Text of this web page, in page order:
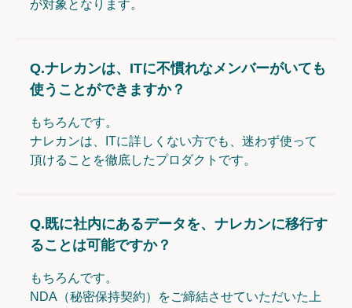
が対象となります。
Q.ナレカンは、ITに不慣れなメンバーがいても
使うことができますか？
もちろんです。
ナレカンは、ITに詳しくない方でも、迷わず使って
頂けることを徹底したプロダクトです。
Q.既に社内にあるデータを、ナレカンに移行す
ることは可能ですか？
もちろんです。
NDA（秘密保持契約）をご締結させていただいた上